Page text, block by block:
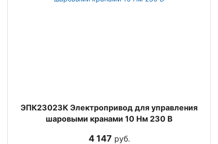
ЭПК23023К Электропривод для управления
шаровыми кранами 10 Нм 230 В
4 147 руб.